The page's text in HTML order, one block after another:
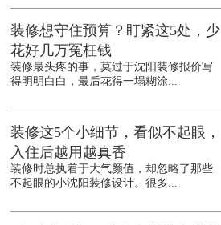
装修想守住预算？盯紧这5处，少
花好几万冤枉钱
装修最头疼的事，莫过于沈阳装修报价写
得明明白白，最后花得一塌糊涂...
装修这5个小细节，看似不起眼，
入住后越用越真香
装修时总执着于大气颜值，却忽略了那些
不起眼的小沈阳装修设计。很多...